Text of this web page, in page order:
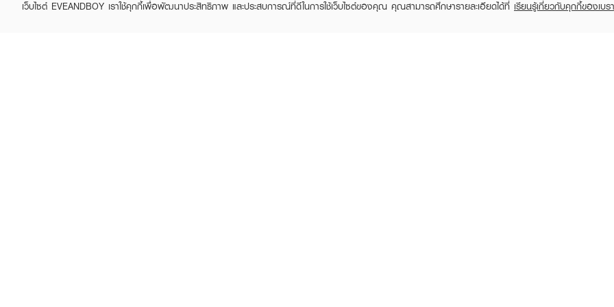
เว็บไซต์ EVEANDBOY เราใช้คุกกี้เพื่อพัฒนาประสิทธิภาพ และประสบการณ์ที่ดีในการใช้เว็บไซต์ของคุณ คุณสามารถศึกษารายละเอียดได้ที่ เรียนรู้เกี่ยวกับคุกกี้ของเบร
Whistleblowing